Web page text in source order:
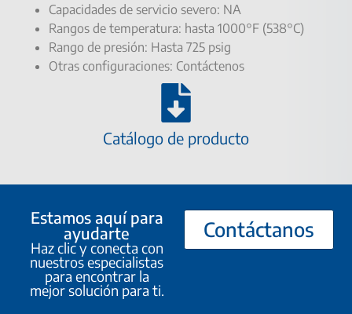
Capacidades de servicio severo: NA
Rangos de temperatura: hasta 1000°F (538°C)
Rango de presión: Hasta 725 psig
Otras configuraciones: Contáctenos
Catálogo de producto
Estamos aquí para
ayudarte
Haz clic y conecta con
nuestros especialistas
para encontrar la
mejor solución para ti.
Contáctanos